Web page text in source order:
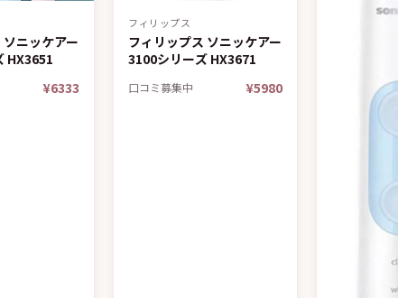
ニッケアー
HX3651
¥6333
フィリップス
フィリップス ソニッケアー
3100シリーズ HX3671
口コミ募集中 ¥5980